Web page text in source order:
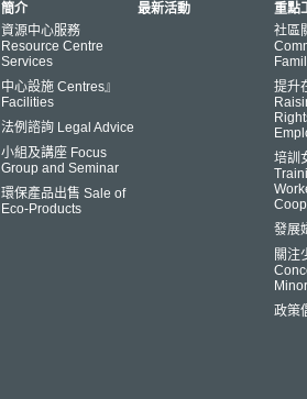
簡介
資源中心服務
Resource Centre
Services
中心設施 Centres』
Facilities
法例諮詢 Legal Advice
小組及講座 Focus
Group and Seminar
環保產品出售 Sale of
Eco-Products
最新活動
重點
社區
提升
培訓
發展
關注
政策